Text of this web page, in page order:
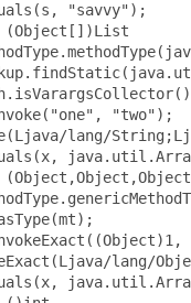
"savvy");
"two");
lang/
lang/